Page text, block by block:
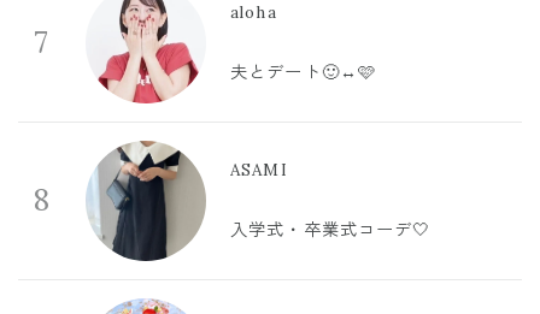
7
aloha
夫とデート🙂‍↔️🩷
8
ASAMI
入学式・卒業式コーデ🤍